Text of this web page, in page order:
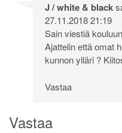
J / white & black
27.11.2018 21:19
Sain viestiä
Ajattelin että omat
kunnon ylläri ?
Vastaa
Vastaa